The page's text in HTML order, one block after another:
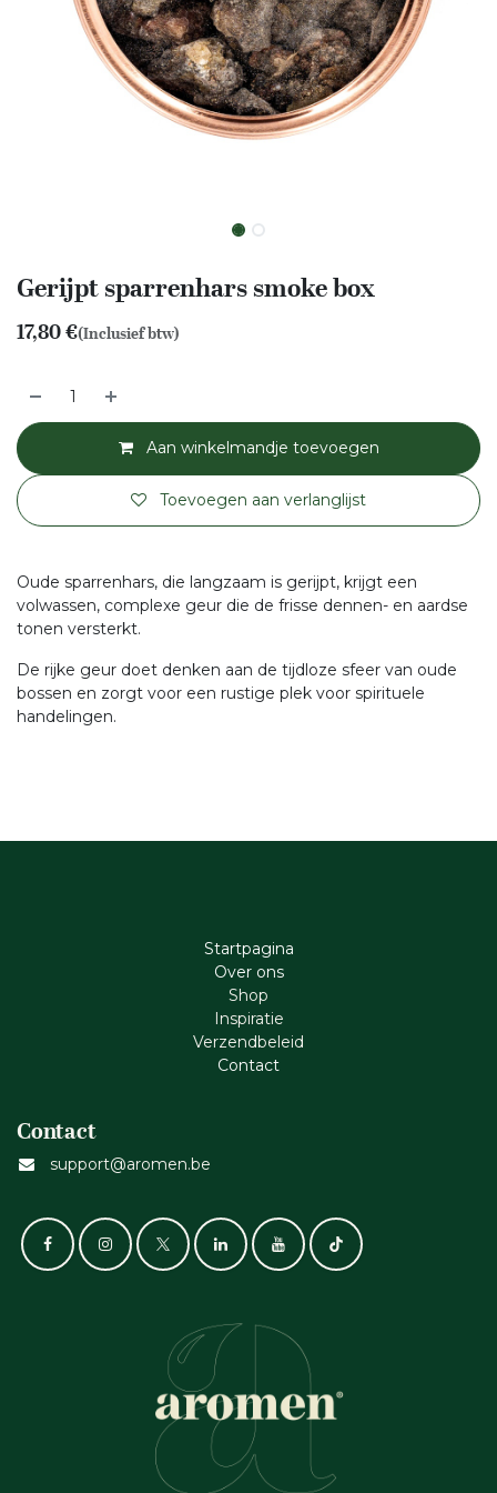
Gerijpt sparrenhars smoke box
17,80€(Inclusief btw)
Aan winkelmandje toevoegen
Toevoegen aan verlanglijst
Oude sparrenhars, die langzaam is gerijpt, krijgt een
volwassen, complexe geur die de frisse dennen- en aardse
tonen versterkt.
De rijke geur doet denken aan de tijdloze sfeer van oude
bossen en zorgt voor een rustige plek voor spirituele
handelingen.
Startpagina
Ove​r​ ons
Shop
Inspiratie
Verzendbeleid
Cont​act
Contact
support@aromen.be